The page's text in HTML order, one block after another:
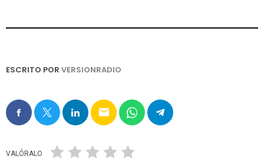
ESCRITO POR VERSIONRADIO
email
VALÓRALO